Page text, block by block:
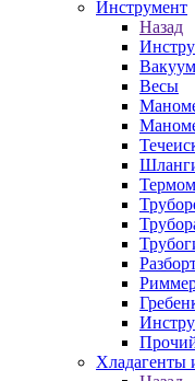
Инструмент
Назад
Весы
Хладагенты